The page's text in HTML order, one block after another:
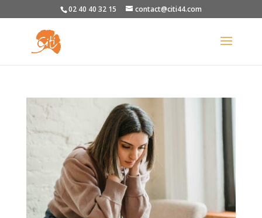
02 40 40 32 15 contact@citi44.com